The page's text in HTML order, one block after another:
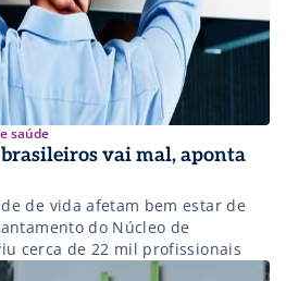
saúde
brasileiros vai mal, aponta
de vida afetam bem estar de
do Núcleo de
cerca de 22 mil profissionais